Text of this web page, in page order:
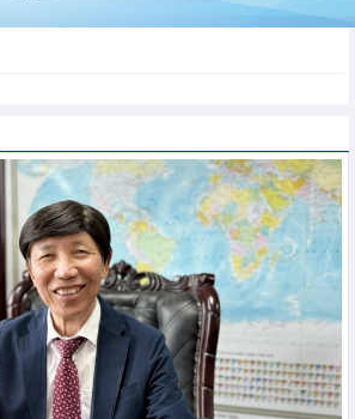
(sửa đổi)
- Thứ hai, 10-8-2026